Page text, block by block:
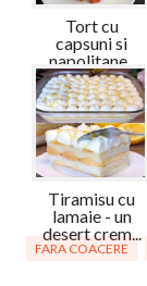
Tort cu
capsuni si
napolitane .
Vaf...
Tiramisu cu
lamaie - un
desert crem...
FARA COACERE